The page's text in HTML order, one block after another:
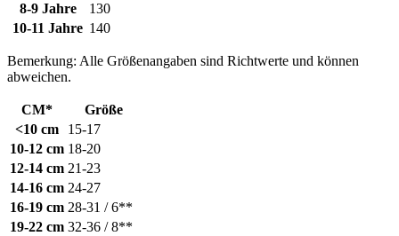
8-9 Jahre
130
10-11 Jahre 140
Bemerkung: Alle Größenangaben sind Richtwerte und können
abweichen.
CM*
Größe
<10 cm
15-17
10-12 cm 18-20
12-14 cm 21-23
14-16 cm 24-27
16-19 cm 28-31 / 6**
19-22 cm 32-36 / 8**